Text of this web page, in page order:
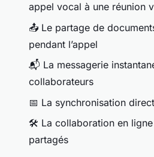
appel vocal à une réunion
📤 Le partage de
pendant l’appel
📬 La messagerie
collaborateurs
📅 La synchronisation
🛠️ La collaboration en
partagés